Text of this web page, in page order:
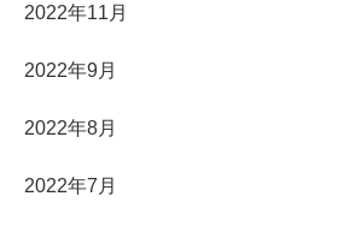
2022年11月
2022年9月
2022年8月
2022年7月